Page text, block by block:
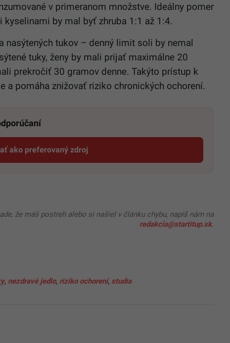
v primeranom množstve. Ideálny pomer
by mal byť zhruba 1:1 až 1:4.
tukov – denný limit soli by nemal
tuky, ženy by mali prijať maximálne 20
prekročiť 30 gramov denne. Takýto prístup k
a pomáha znižovať riziko chronických ochorení.
ako preferovaný zdroj
Startitup, odkaz sa otvorí v novom okne
že máš postreh alebo si našiel v článku chybu, napíš nám na
redakcia@startitup.sk.
, nezdravé jedlo, riziko ochorení, studia